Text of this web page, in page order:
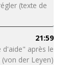
(texte de
21:59
d'aide" après le
der Leyen)